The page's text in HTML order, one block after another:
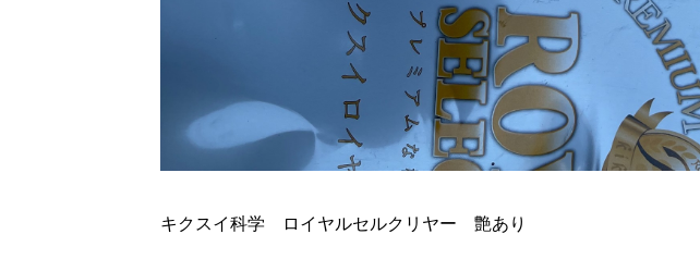
キクスイ科学 ロイヤルセルクリヤー 艶あり